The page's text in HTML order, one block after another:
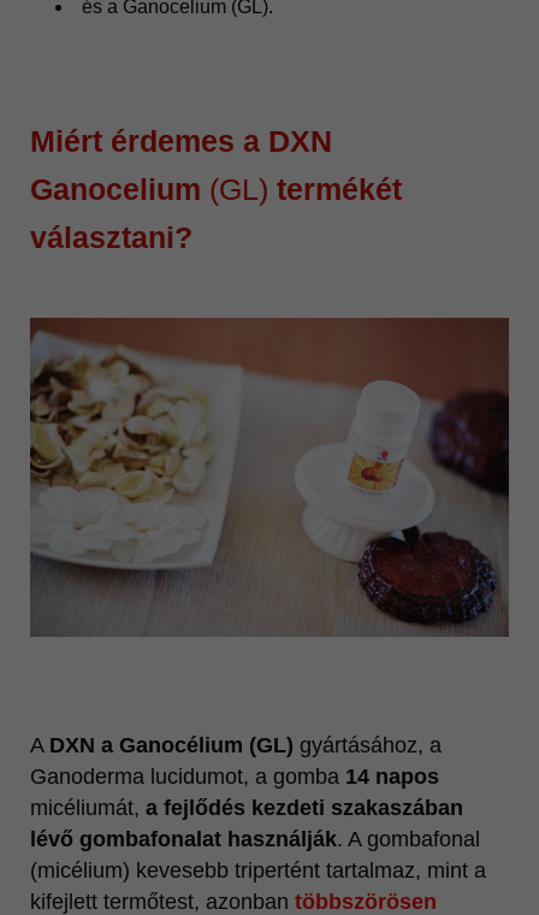
és a Ganocelium (GL).
Miért érdemes a DXN
Ganocelium (GL) termékét
választani?
A DXN a Ganocélium (GL) gyártásához, a
Ganoderma lucidumot, a gomba 14 napos
micéliumát, a fejlődés kezdeti szakaszában
lévő gombafonalat használják. A gombafonal
(micélium) kevesebb tripertént tartalmaz, mint a
kifejlett termőtest, azonban többszörösen